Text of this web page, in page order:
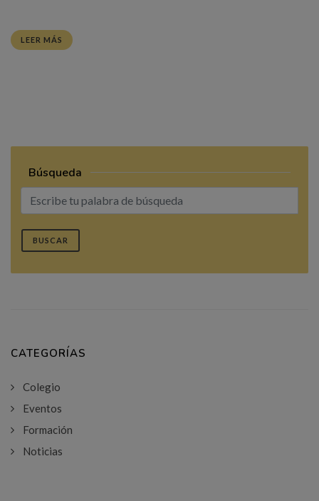
LEER MÁS
Búsqueda
BUSCAR
CATEGORÍAS
Colegio
Eventos
Formación
Noticias